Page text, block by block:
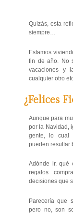
Quizás, esta
siempre…
Estamos
fin de año. No
vacaciones y
cualquier otro
¿Felices
Aunque para
por la Navidad,
gente, lo cual
pueden resultar
Adónde ir, qué
regalos
decisiones que
Parecería que
pero no, son